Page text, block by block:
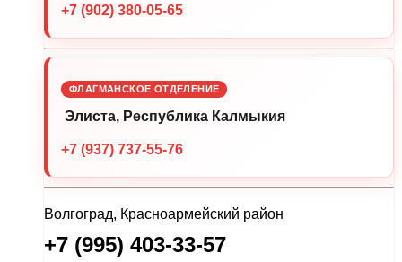
+7 (902) 380-05-65
ФЛАГМАНСКОЕ ОТДЕЛЕНИЕ
Элиста, Республика Калмыкия
+7 (937) 737-55-76
Волгоград, Красноармейский район
+7 (995) 403-33-57